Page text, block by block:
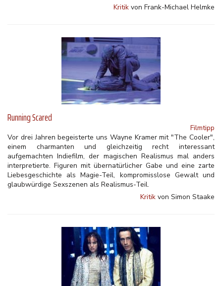
Kritik von Frank-Michael Helmke
Running Scared
Filmtipp
Vor drei Jahren begeisterte uns Wayne Kramer mit "The Cooler",
einem charmanten und gleichzeitig recht interessant
aufgemachten Indiefilm, der magischen Realismus mal anders
interpretierte. Figuren mit übernatürlicher Gabe und eine zarte
Liebesgeschichte als Magie-Teil, kompromisslose Gewalt und
glaubwürdige Sexszenen als Realismus-Teil.
Kritik von Simon Staake